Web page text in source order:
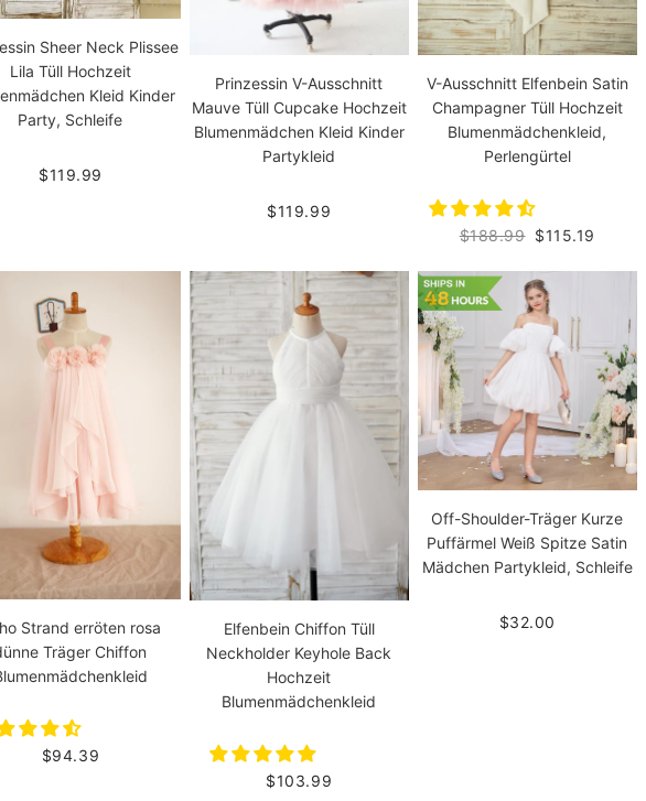
Sheer Neck Plissee
Lila Tüll Hochzeit
Kleid Kinder
Party, Schleife
$119.99
Prinzessin V-Ausschnitt
Mauve Tüll Cupcake Hochzeit
Blumenmädchen Kleid Kinder
Partykleid
$119.99
V-Ausschnitt Elfenbein Satin
Champagner Tüll Hochzeit
Blumenmädchenkleid,
Perlengürtel
$188.99 $115.19
Strand erröten rosa
Träger Chiffon
$94.39
Elfenbein Chiffon Tüll
Neckholder Keyhole Back
Hochzeit
Blumenmädchenkleid
$103.99
Off-Shoulder-Träger Kurze
Puffärmel Weiß Spitze Satin
Mädchen Partykleid, Schleife
$32.00